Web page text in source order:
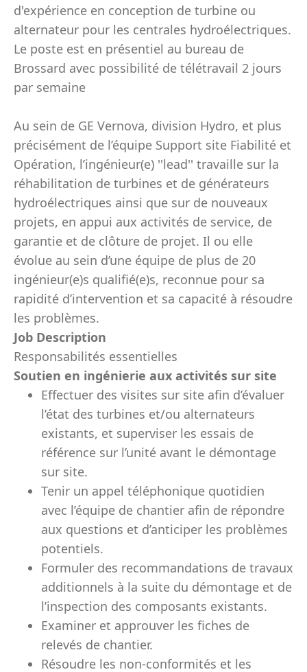
d'expérience en conception de turbine ou
alternateur pour les centrales hydroélectriques.
Le poste est en présentiel au bureau de
Brossard avec possibilité de télétravail 2 jours
par semaine
Au sein de GE Vernova, division Hydro, et plus
précisément de l’équipe Support site Fiabilité et
Opération, l’ingénieur(e) ''lead'' travaille sur la
réhabilitation de turbines et de générateurs
hydroélectriques ainsi que sur de nouveaux
projets, en appui aux activités de service, de
garantie et de clôture de projet. Il ou elle
évolue au sein d’une équipe de plus de 20
ingénieur(e)s qualifié(e)s, reconnue pour sa
rapidité d’intervention et sa capacité à résoudre
les problèmes.
Job Description
Responsabilités essentielles
Soutien en ingénierie aux activités sur site
Effectuer des visites sur site afin d’évaluer
l’état des turbines et/ou alternateurs
existants, et superviser les essais de
référence sur l’unité avant le démontage
sur site.
Tenir un appel téléphonique quotidien
avec l’équipe de chantier afin de répondre
aux questions et d’anticiper les problèmes
potentiels.
Formuler des recommandations de travaux
additionnels à la suite du démontage et de
l’inspection des composants existants.
Examiner et approuver les fiches de
relevés de chantier.
Résoudre les non-conformités et les